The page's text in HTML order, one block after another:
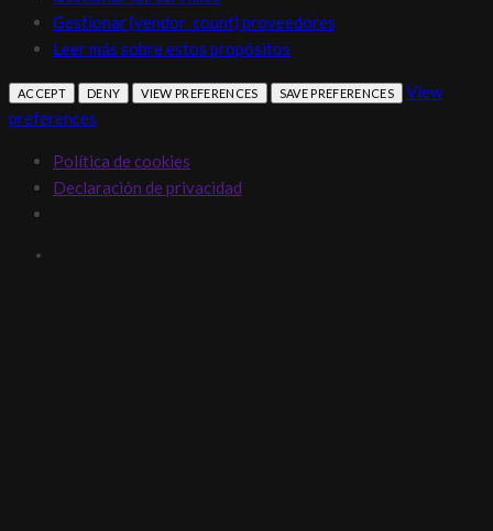
Gestionar {vendor_count} proveedores
Leer más sobre estos propósitos
ACCEPT DENY VIEW PREFERENCES SAVE PREFERENCES
View
preferences
Política de cookies
Declaración de privacidad